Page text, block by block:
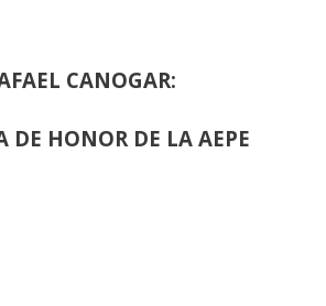
CANOGAR:
DE HONOR DE LA AEPE